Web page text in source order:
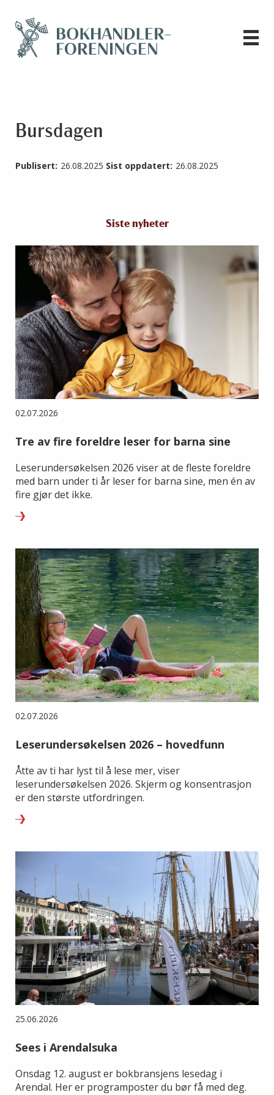
Bursdagen
Publisert: 26.08.2025 Sist oppdatert: 26.08.2025
Siste nyheter
02.07.2026
Tre av fire foreldre leser for barna sine
Leserundersøkelsen 2026 viser at de fleste foreldre
med barn under ti år leser for barna sine, men én av
fire gjør det ikke.
02.07.2026
Leserundersøkelsen 2026 – hovedfunn
Åtte av ti har lyst til å lese mer, viser
leserundersøkelsen 2026. Skjerm og konsentrasjon
er den største utfordringen.
25.06.2026
Sees i Arendalsuka
Onsdag 12. august er bokbransjens lesedag i
Arendal. Her er programposter du bør få med deg.